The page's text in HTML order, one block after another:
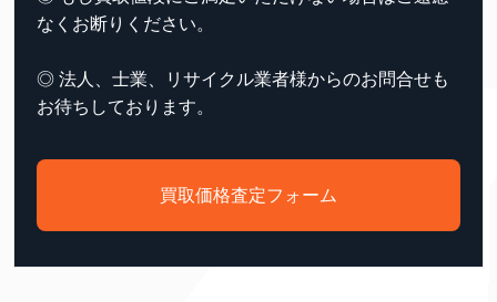
なくお断りください。
◎ 法人、士業、リサイクル業者様からのお問合せも
お待ちしております。
買取価格査定フォーム